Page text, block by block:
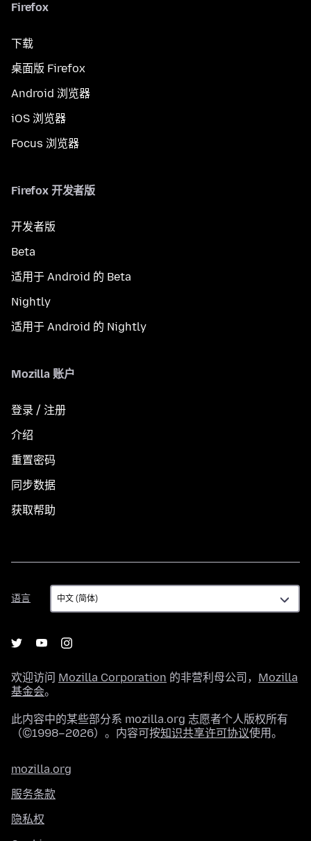
Firefox
下载
桌面版 Firefox
Android 浏览器
iOS 浏览器
Focus 浏览器
Firefox 开发者版
开发者版
Beta
适用于 Android 的 Beta
Nightly
适用于 Android 的 Nightly
Mozilla 账户
登录 / 注册
介绍
重置密码
同步数据
获取帮助
语言
语
言
欢迎访问 Mozilla Corporation 的非营利母公司， Mozilla
基金会。
此内容中的某些部分系 mozilla.org 志愿者个人版权所有
（©1998–2026）。内容可按知识共享许可协议使用。
mozilla.org
服务条款
隐私权